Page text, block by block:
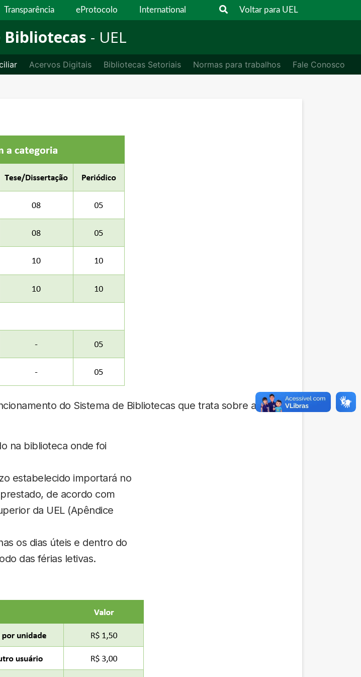
Transparência eProtocolo International Voltar para UEL
Bibliotecas - UEL
Acervos Digitais Bibliotecas Setoriais Normas para trabalhos Fale Conosco
do Sistema de Bibliotecas que trata sobre a
na biblioteca onde foi
estabelecido importará no
de acordo com
da UEL (Apêndice
os dias úteis e dentro do
das férias letivas.